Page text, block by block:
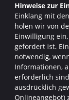
Hinweise zur
Einklang mit
holen wir von
Einwilligung
gefordert ist.
notwendig,
Informationen,
erforderlich
ausdrücklich
Onlineangebot)